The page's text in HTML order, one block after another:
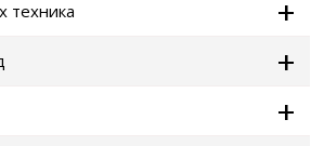
техника